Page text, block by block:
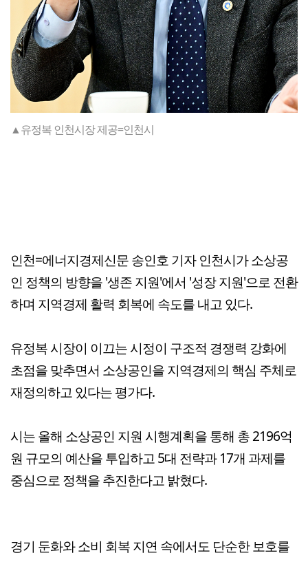
▲유정복 인천시장 제공=인천시
인천=에너지경제신문 송인호 기자 인천시가 소상공
인 정책의 방향을 '생존 지원'에서 '성장 지원'으로 전환
하며 지역경제 활력 회복에 속도를 내고 있다.
유정복 시장이 이끄는 시정이 구조적 경쟁력 강화에
초점을 맞추면서 소상공인을 지역경제의 핵심 주체로
재정의하고 있다는 평가다.
시는 올해 소상공인 지원 시행계획을 통해 총 2196억
원 규모의 예산을 투입하고 5대 전략과 17개 과제를
중심으로 정책을 추진한다고 밝혔다.
경기 둔화와 소비 회복 지연 속에서도 단순한 보호를